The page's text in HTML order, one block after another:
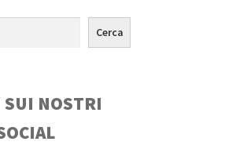
Cerca
SUI NOSTRI